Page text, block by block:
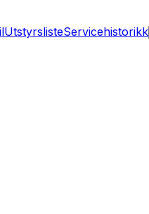
UtstyrslisteServicehistorikk